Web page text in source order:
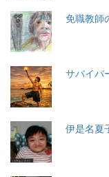
免職教師
サバイバ
伊是名夏